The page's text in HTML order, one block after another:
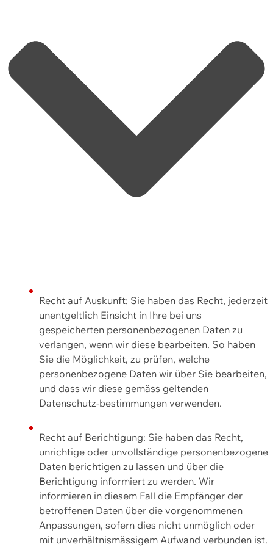
Recht auf Auskunft: Sie haben das Recht, jederzeit
unentgeltlich Einsicht in Ihre bei uns
gespeicherten personenbezogenen Daten zu
verlangen, wenn wir diese bearbeiten. So haben
Sie die Möglichkeit, zu prüfen, welche
personenbezogene Daten wir über Sie bearbeiten,
und dass wir diese gemäss geltenden
Datenschutz-bestimmungen verwenden.
Recht auf Berichtigung: Sie haben das Recht,
unrichtige oder unvollständige personenbezogene
Daten berichtigen zu lassen und über die
Berichtigung informiert zu werden. Wir
informieren in diesem Fall die Empfänger der
betroffenen Daten über die vorgenommenen
Anpassungen, sofern dies nicht unmöglich oder
mit unverhältnismässigem Aufwand verbunden ist.